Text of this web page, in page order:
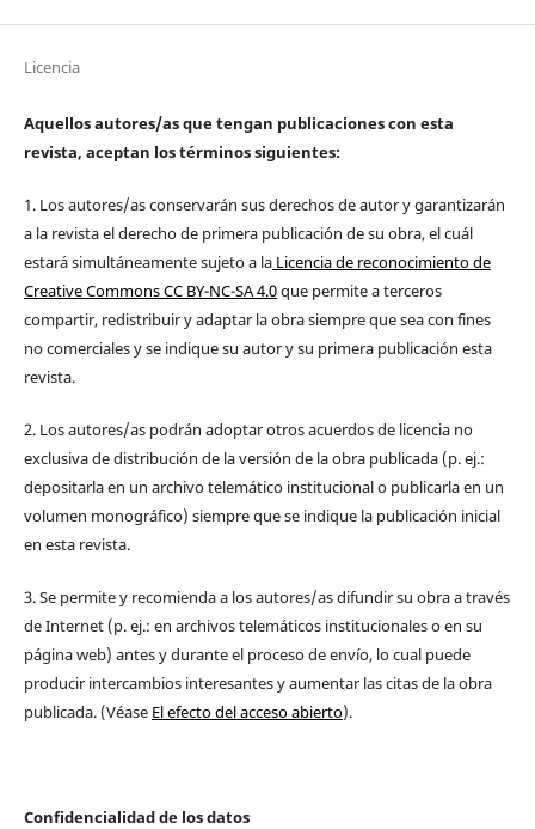
Licencia
Aquellos autores/as que tengan publicaciones con esta
revista, aceptan los términos siguientes:
1. Los autores/as conservarán sus derechos de autor y garantizarán
a la revista el derecho de primera publicación de su obra, el cuál
estará simultáneamente sujeto a laLicencia de reconocimiento de
Creative Commons CC BY-NC-SA 4.0que permite a terceros
compartir, redistribuir y adaptar la obra siempre que sea con fines
no comerciales y se indique su autor y su primera publicación esta
revista.
2. Los autores/as podrán adoptar otros acuerdos de licencia no
exclusiva de distribución de la versión de la obra publicada (p. ej.:
depositarla en un archivo telemático institucional o publicarla en un
volumen monográfico) siempre que se indique la publicación inicial
en esta revista.
3. Se permite y recomienda a los autores/as difundir su obra a través
de Internet (p. ej.: en archivos telemáticos institucionales o en su
página web) antes y durante el proceso de envío, lo cual puede
producir intercambios interesantes y aumentar las citas de la obra
publicada. (Véase El efecto del acceso abierto).
Confidencialidad de los datos